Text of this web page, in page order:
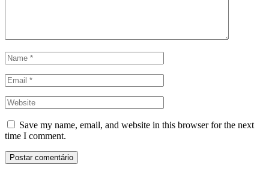
Save my name, email, and website in this browser for the next
time I comment.